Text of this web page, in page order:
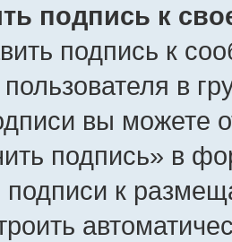
подпись к
подпись к
в
вы можете
подпись» в
подписи к